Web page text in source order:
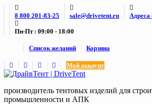
Skip
content
8 800 201-83-25 sale@drivetent.ru Адреса
Пн-Пт : 09:00 - 18:00
Список желаний Корзина
Мой аккаунт
производитель тентовых изделий для
промышленности и АПК